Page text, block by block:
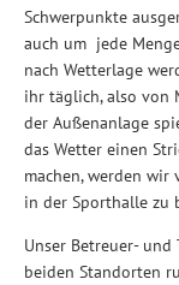
Schwerpunkte
auch um jede
nach Wetterlage
ihr täglich, also von
der Außenanlage
das Wetter einen
machen, werden wir
in der Sporthalle zu
Unser Betreuer-
beiden Standorten